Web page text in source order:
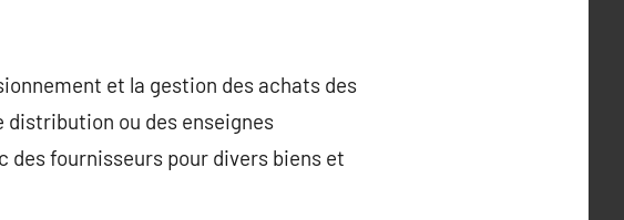
et la gestion des achats des
ou des enseignes
fournisseurs pour divers biens et